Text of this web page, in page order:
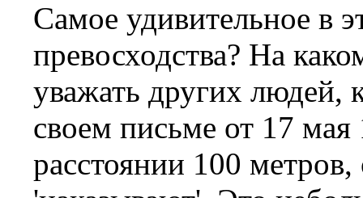
Самое удивительное в
превосходства? На
уважать других людей,
своем письме от 17 мая
расстоянии 100